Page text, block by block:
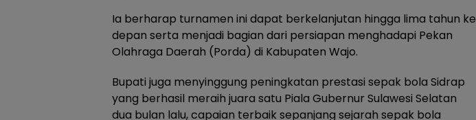
Ia berharap turnamen ini dapat berkelanjutan hingga lima tahun ke
depan serta menjadi bagian dari persiapan menghadapi Pekan
Olahraga Daerah (Porda) di Kabupaten Wajo.
Bupati juga menyinggung peningkatan prestasi sepak bola Sidrap
yang berhasil meraih juara satu Piala Gubernur Sulawesi Selatan
dua bulan lalu, capaian terbaik sepanjang sejarah sepak bola